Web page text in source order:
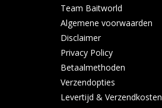
Team Baitworld
Algemene voorwaarden
Disclaimer
Privacy Policy
Betaalmethoden
Verzendopties
Levertijd & Verzendkosten